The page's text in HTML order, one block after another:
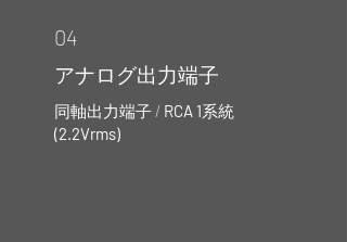
04
アナログ出力端子
同軸出力端子 / RCA 1系統
(2.2Vrms)